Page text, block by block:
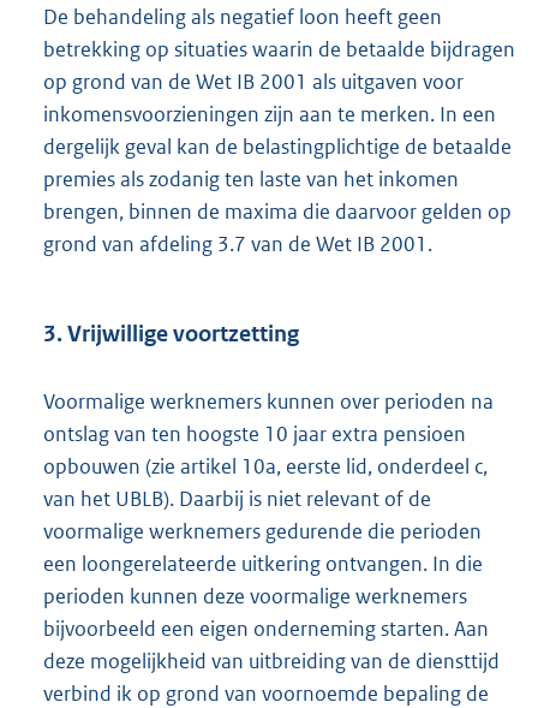
De behandeling als negatief loon heeft geen
betrekking op situaties waarin de betaalde bijdragen
op grond van de Wet IB 2001 als uitgaven voor
inkomensvoorzieningen zijn aan te merken. In een
dergelijk geval kan de belastingplichtige de betaalde
premies als zodanig ten laste van het inkomen
brengen, binnen de maxima die daarvoor gelden op
grond van afdeling 3.7 van de Wet IB 2001.
3. Vrijwillige voortzetting
Voormalige werknemers kunnen over perioden na
ontslag van ten hoogste 10 jaar extra pensioen
opbouwen (zie artikel 10a, eerste lid, onderdeel c,
van het UBLB). Daarbij is niet relevant of de
voormalige werknemers gedurende die perioden
een loongerelateerde uitkering ontvangen. In die
perioden kunnen deze voormalige werknemers
bijvoorbeeld een eigen onderneming starten. Aan
deze mogelijkheid van uitbreiding van de diensttijd
verbind ik op grond van voornoemde bepaling de